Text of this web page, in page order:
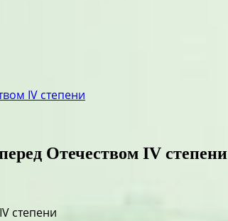
IV степени
Отечеством IV степени
степени